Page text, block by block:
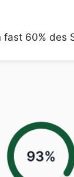
60% des